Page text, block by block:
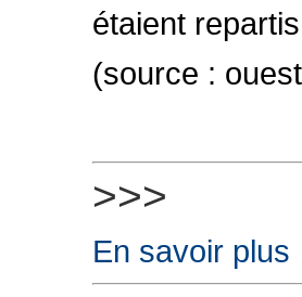
étaient
(source :
>>>
En savoir plus